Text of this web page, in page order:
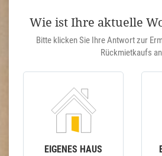
Wie ist Ihre aktuelle
Bitte klicken Sie Ihre Antwort zur
Rückmietkaufs
EIGENES HAUS